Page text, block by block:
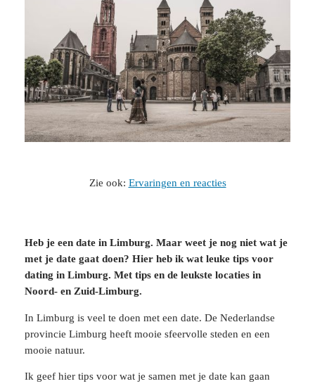
Zie ook: Ervaringen en reacties
Heb je een date in Limburg. Maar weet je nog niet wat je
met je date gaat doen? Hier heb ik wat leuke tips voor
dating in Limburg. Met tips en de leukste locaties in
Noord- en Zuid-Limburg.
In Limburg is veel te doen met een date. De Nederlandse
provincie Limburg heeft mooie sfeervolle steden en een
mooie natuur.
Ik geef hier tips voor wat je samen met je date kan gaan